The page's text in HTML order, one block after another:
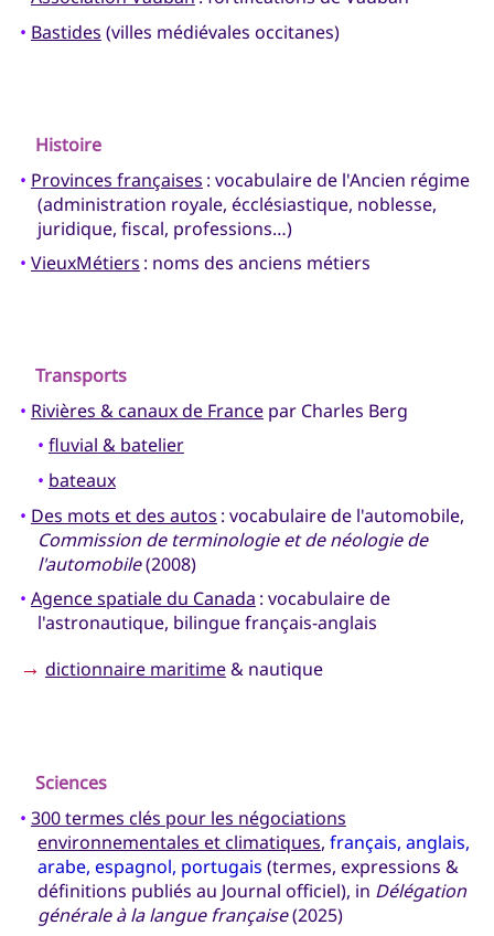
• Bastides (villes médiévales occitanes)
Histoire
• Provinces françaises : vocabulaire de l'Ancien régime
(administration royale, écclésiastique, noblesse,
juridique, fiscal, professions…)
• VieuxMétiers : noms des anciens métiers
Transports
• Rivières & canaux de Francepar Charles Berg
• fluvial & batelier
• bateaux
• Des mots et des autos : vocabulaire de l'automobile,
Commission de terminologie et de néologie de
l'automobile(2008)
• Agence spatiale du Canada : vocabulaire de
l'astronautique, bilingue français-anglais
→ dictionnaire maritime& nautique
Sciences
• 300 termes clés pour les négociations
environnementales et climatiques, français, anglais,
arabe, espagnol, portugais (termes, expressions &
définitions publiés au Journal officiel), in Délégation
générale à la langue française(2025)